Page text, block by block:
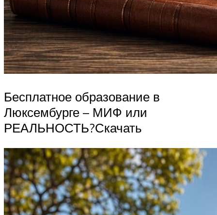
Бесплатное образование в
Люксембурге – МИФ или
РЕАЛЬНОСТЬ?Скачать